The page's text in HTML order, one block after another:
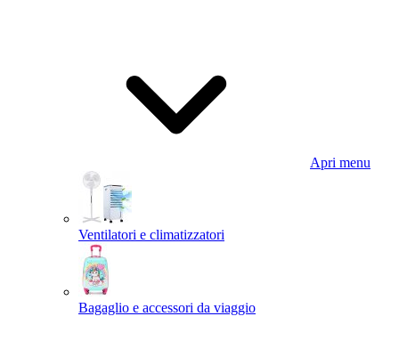
Apri menu
Ventilatori e climatizzatori
Bagaglio e accessori da viaggio